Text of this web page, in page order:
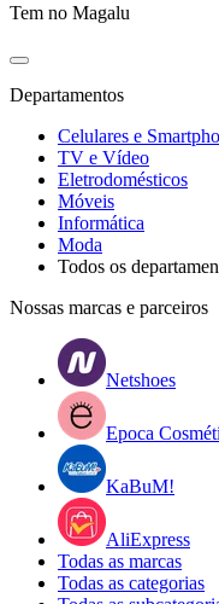
Tem no Magalu
Departamentos
Celulares e
TV e Vídeo
Eletrodomésticos
Móveis
Informática
Moda
Todos os
Nossas marcas e parceiros
Netshoes
Epoca
KaBuM!
AliExpress
Todas as marcas
Todas as categorias